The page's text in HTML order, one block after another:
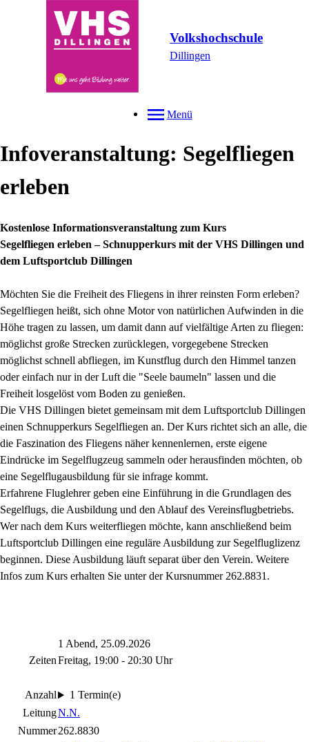
Volkshochschule
Dillingen
Menü
Infoveranstaltung: Segelfliegen
erleben
Kostenlose Informationsveranstaltung zum Kurs
Segelfliegen erleben – Schnupperkurs mit der VHS Dillingen und
dem Luftsportclub Dillingen
Möchten Sie die Freiheit des Fliegens in ihrer reinsten Form erleben?
Segelfliegen heißt, sich ohne Motor von natürlichen Aufwinden in die
Höhe tragen zu lassen, um damit dann auf vielfältige Arten zu fliegen:
möglichst große Strecken zurücklegen, vorgegebene Strecken
möglichst schnell abfliegen, im Kunstflug durch den Himmel tanzen
oder einfach nur in der Luft die "Seele baumeln" lassen und die
Freiheit losgelöst vom Boden zu genießen.
Die VHS Dillingen bietet gemeinsam mit dem Luftsportclub Dillingen
einen Schnupperkurs Segelfliegen an. Der Kurs richtet sich an alle, die
die Faszination des Fliegens näher kennenlernen, erste eigene
Eindrücke im Segelflugzeug sammeln oder herausfinden möchten, ob
eine Segelflugausbildung für sie infrage kommt.
Erfahrene Fluglehrer geben eine Einführung in die Grundlagen des
Segelflugs, die Ausbildung und den Ablauf des Vereinsflugbetriebs.
Wer nach dem Kurs weiterfliegen möchte, kann anschließend beim
Luftsportclub Dillingen eine reguläre Ausbildung zur Segelfluglizenz
beginnen. Diese Ausbildung läuft separat über den Verein. Weitere
Infos zum Kurs erhalten Sie unter der Kursnummer 262.8831.
Zeiten
1 Abend, 25.09.2026
Freitag, 19:00 - 20:30 Uhr
Anzahl
1 Termin(e)
LeitungN.N.
Nummer262.8830